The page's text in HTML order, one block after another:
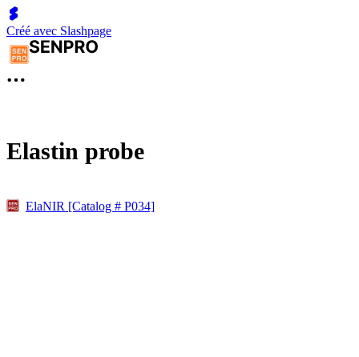
Créé avec Slashpage
Elastin probe
ElaNIR [Catalog # P034]